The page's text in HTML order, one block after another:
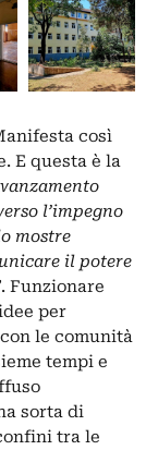
così
E questa è la
l’impegno
mostre
il potere
. Funzionare
per
le comunità
tempi e
sorta di
tra le